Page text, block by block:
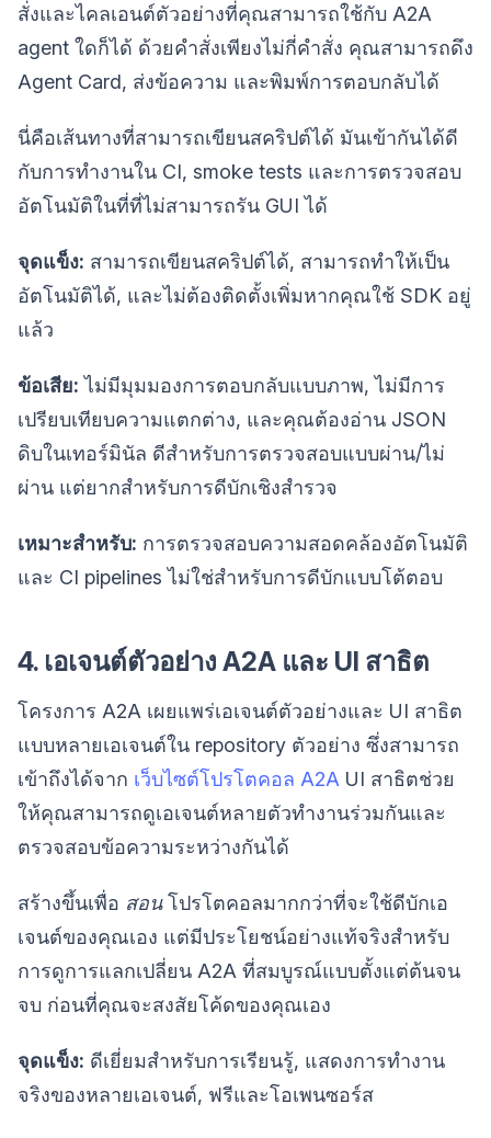
สั่งและไคลเอนต์ตัวอย่างที่คุณสามารถใช้กับ A2A
agent ใดก็ได้ ด้วยคำสั่งเพียงไม่กี่คำสั่ง คุณสามารถดึง
Agent Card, ส่งข้อความ และพิมพ์การตอบกลับได้
นี่คือเส้นทางที่สามารถเขียนสคริปต์ได้ มันเข้ากันได้ดี
กับการทำงานใน CI, smoke tests และการตรวจสอบ
อัตโนมัติในที่ที่ไม่สามารถรัน GUI ได้
จุดแข็ง: สามารถเขียนสคริปต์ได้, สามารถทำให้เป็น
อัตโนมัติได้, และไม่ต้องติดตั้งเพิ่มหากคุณใช้ SDK อยู่
แล้ว
ข้อเสีย: ไม่มีมุมมองการตอบกลับแบบภาพ, ไม่มีการ
เปรียบเทียบความแตกต่าง, และคุณต้องอ่าน JSON
ดิบในเทอร์มินัล ดีสำหรับการตรวจสอบแบบผ่าน/ไม่
ผ่าน แต่ยากสำหรับการดีบักเชิงสำรวจ
เหมาะสำหรับ: การตรวจสอบความสอดคล้องอัตโนมัติ
และ CI pipelines ไม่ใช่สำหรับการดีบักแบบโต้ตอบ
4. เอเจนต์ตัวอย่าง A2A และ UI สาธิต
โครงการ A2A เผยแพร่เอเจนต์ตัวอย่างและ UI สาธิต
แบบหลายเอเจนต์ใน repository ตัวอย่าง ซึ่งสามารถ
เข้าถึงได้จาก เว็บไซต์โปรโตคอล A2A UI สาธิตช่วย
ให้คุณสามารถดูเอเจนต์หลายตัวทำงานร่วมกันและ
ตรวจสอบข้อความระหว่างกันได้
สร้างขึ้นเพื่อ สอนโปรโตคอลมากกว่าที่จะใช้ดีบักเอ
เจนต์ของคุณเอง แต่มีประโยชน์อย่างแท้จริงสำหรับ
การดูการแลกเปลี่ยน A2A ที่สมบูรณ์แบบตั้งแต่ต้นจน
จบ ก่อนที่คุณจะสงสัยโค้ดของคุณเอง
จุดแข็ง: ดีเยี่ยมสำหรับการเรียนรู้, แสดงการทำงาน
จริงของหลายเอเจนต์, ฟรีและโอเพนซอร์ส